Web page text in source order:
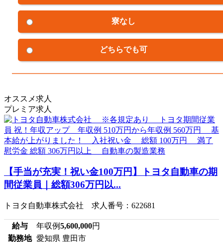
寮なし
どちらでも可
オススメ求人
プレミア求人
【手当が充実！祝い金100万円】トヨタ自動車の期
間従業員｜総額306万円以...
トヨタ自動車株式会社 求人番号：622681
給与 年収例5,600,000円
勤務地 愛知県 豊田市